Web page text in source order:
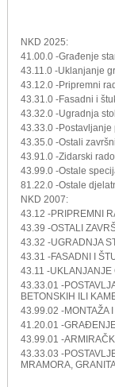
NKD 2025:
41.00.0 -Građenje
43.11.0 -Uklanjanje
43.12.0 -Pripremni
43.31.0 -Fasadni i
43.32.0 -Ugradnja
43.33.0 -
43.35.0 -Ostali
43.91.0 -Zidarski
43.99.0 -Ostale
81.22.0 -Ostale
NKD 2007:
43.12 -PRIPREMNI
43.39 -OSTALI
43.32 -UGRADNJA
43.31 -FASADNI I
43.11 -
43.33.01 -
BETONSKIH ILI
43.99.02 -MONTAŽA
41.20.01 -
43.99.01 -
43.33.03 -
MRAMORA,